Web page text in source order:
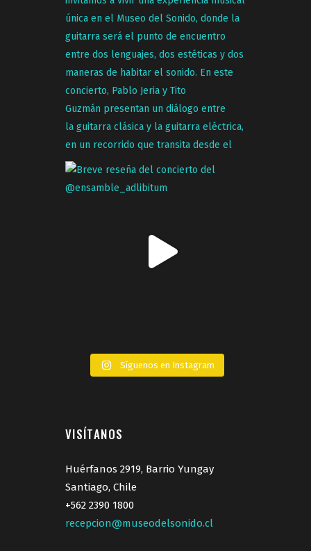
Síguenos en Instagram
VISÍTANOS
Huérfanos 2919, Barrio Yungay
Santiago, Chile
+562 2390 1800
recepcion@museodelsonido.cl